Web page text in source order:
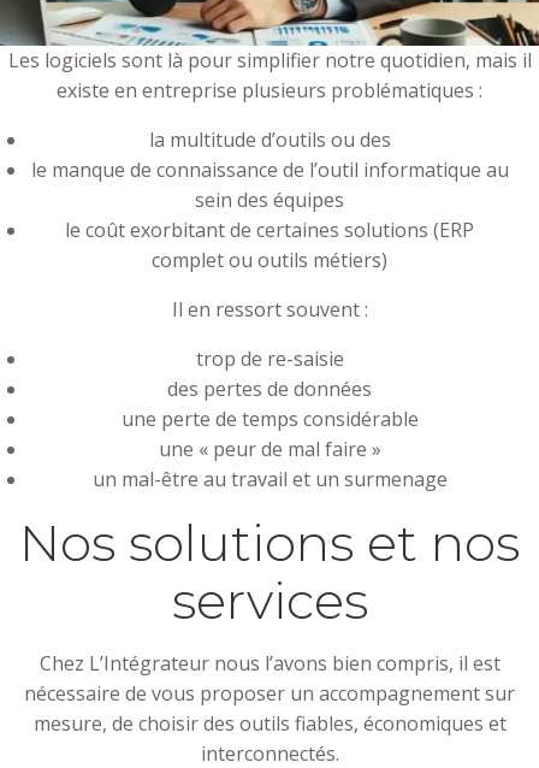
Les logiciels sont là pour simplifier notre quotidien, mais il
existe en entreprise plusieurs problématiques :
la multitude d’outils ou des
le manque de connaissance de l’outil informatique au
sein des équipes
le coût exorbitant de certaines solutions (ERP
complet ou outils métiers)
Il en ressort souvent :
trop de re-saisie
des pertes de données
une perte de temps considérable
une « peur de mal faire »
un mal-être au travail et un surmenage
Nos solutions et nos
services
Chez L’Intégrateur nous l’avons bien compris, il est
nécessaire de vous proposer un accompagnement sur
mesure, de choisir des outils fiables, économiques et
interconnectés.